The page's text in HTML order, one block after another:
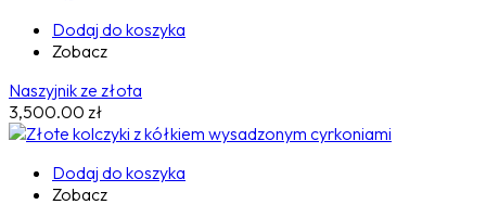
Dodaj do koszyka
Zobacz
Naszyjnik ze złota
3,500.00 zł
Dodaj do koszyka
Zobacz